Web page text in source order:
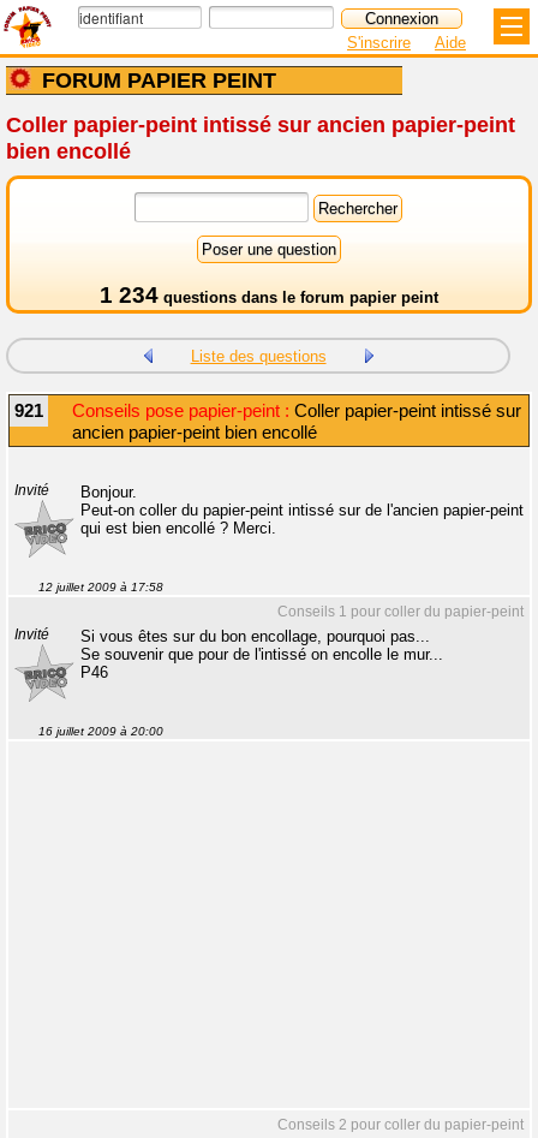
FORUM PAPIER PEINT
S'inscrire Aide
Coller papier-peint intissé sur ancien papier-peint
bien encollé
1 234 questions dans le forum papier peint
Liste des questions
921 Conseils pose papier-peint : Coller papier-peint intissé sur
ancien papier-peint bien encollé
Invité
Bonjour.
Peut-on coller du papier-peint intissé sur de l'ancien papier-peint
qui est bien encollé ? Merci.
12 juillet 2009 à 17:58
Conseils 1 pour coller du papier-peint
Invité
Si vous êtes sur du bon encollage, pourquoi pas...
Se souvenir que pour de l'intissé on encolle le mur...
P46
16 juillet 2009 à 20:00
Conseils 2 pour coller du papier-peint